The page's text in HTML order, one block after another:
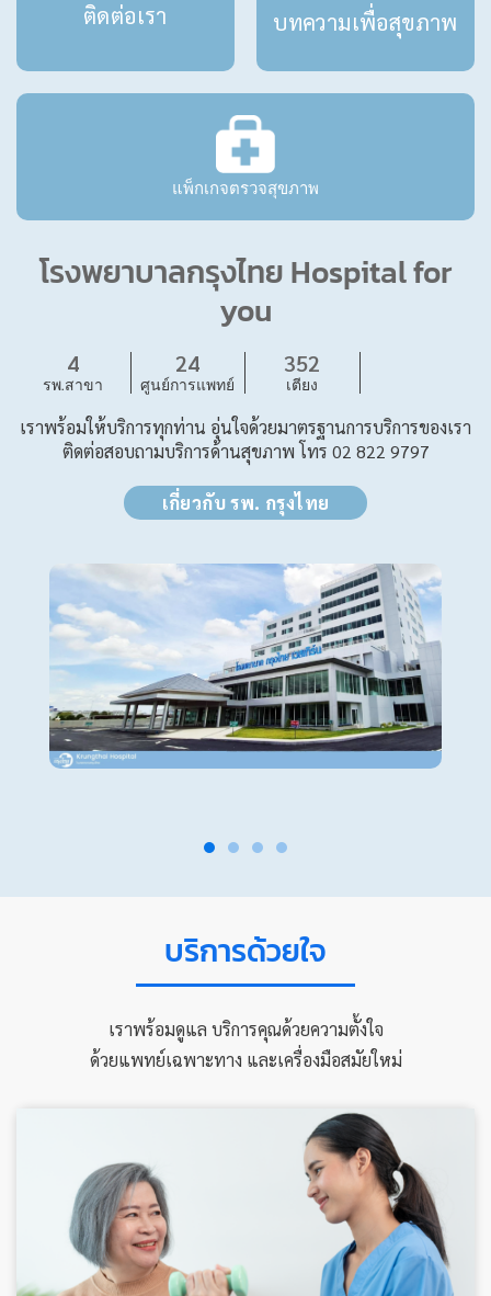
ติดต่อเรา บทความเพื่อสุขภาพ
แพ็กเกจตรวจสุขภาพ
โรงพยาบาลกรุงไทย Hospital for
you
4
รพ.สาขา
24
ศูนย์การแพทย์
352
เตียง
เราพร้อมให้บริการทุกท่าน อุ่นใจด้วยมาตรฐานการบริการของเรา
ติดต่อสอบถามบริการด้านสุขภาพ โทร 02 822 9797
เกี่ยวกับ รพ. กรุงไทย
บริการด้วยใจ
เราพร้อมดูแล บริการคุณด้วยความตั้งใจ
ด้วยแพทย์เฉพาะทาง และเครื่องมือสมัยใหม่